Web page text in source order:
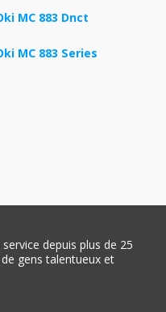
MC 883 Dnct
MC 883 Series
depuis plus de 25
gens talentueux et